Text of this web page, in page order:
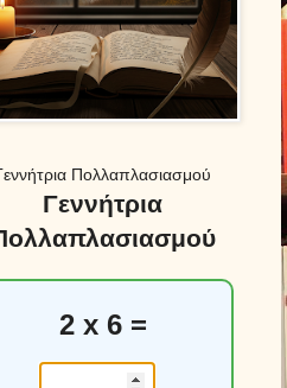
Πολλαπλασιασμού
Γεννήτρια
2 x 6 =